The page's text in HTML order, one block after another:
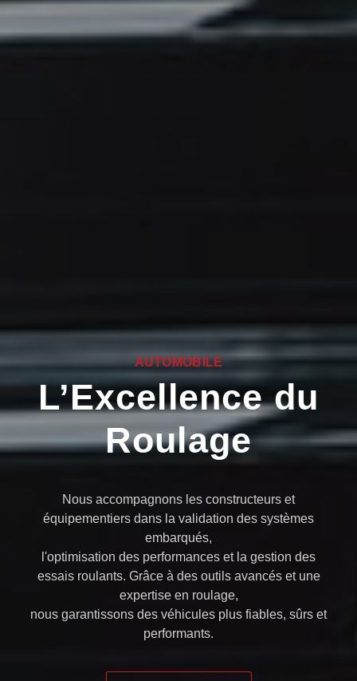
AUTOMOBILE
L’Excellence du
Roulage
Nous accompagnons les constructeurs et
équipementiers dans la validation des systèmes
embarqués,
l'optimisation des performances et la gestion des
essais roulants. Grâce à des outils avancés et une
expertise en roulage,
nous garantissons des véhicules plus fiables, sûrs et
performants.